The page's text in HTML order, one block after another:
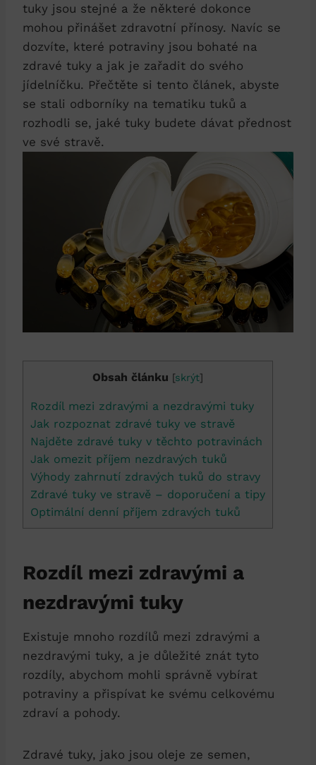
tuky jsou stejné a že některé dokonce
mohou přinášet zdravotní přínosy. Navíc se
dozvíte, které potraviny jsou bohaté na
zdravé tuky a jak je zařadit do svého
jídelníčku. Přečtěte si tento článek, abyste
se stali odborníky na tematiku tuků a
rozhodli se, jaké tuky budete dávat přednost
ve své stravě.
Obsah článku [skrýt]
Rozdíl mezi zdravými a nezdravými tuky
Jak rozpoznat zdravé tuky ve stravě
Najděte zdravé tuky v těchto potravinách
Jak omezit příjem nezdravých tuků
Výhody zahrnutí zdravých tuků do stravy
Zdravé tuky ve stravě – doporučení a tipy
Optimální denní příjem zdravých tuků
Rozdíl mezi zdravými a
nezdravými tuky
Existuje mnoho rozdílů mezi zdravými a
nezdravými tuky, a je důležité znát tyto
rozdíly, abychom mohli správně vybírat
potraviny a přispívat ke svému celkovému
zdraví a pohody.
Zdravé tuky, jako jsou oleje ze semen,